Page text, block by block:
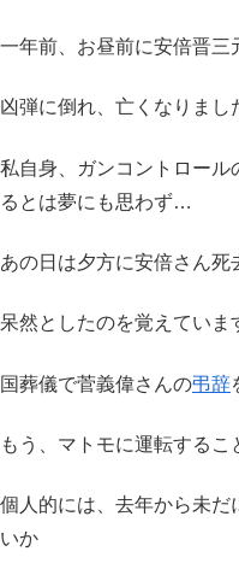
一年前、お昼前に安倍晋三
凶弾に倒れ、亡くなりまし
私自身、ガンコントロール
るとは夢にも思わず…
あの日は夕方に安倍さん死
呆然としたのを覚えていま
国葬儀で菅義偉さんの弔辞
もう、マトモに運転する
個人的には、去年から未だ
いか